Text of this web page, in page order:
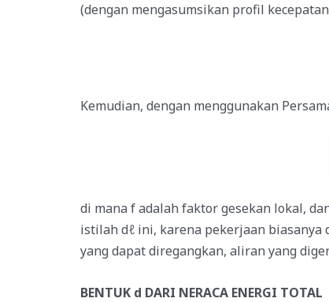
(dengan mengasumsikan profil
Kemudian, dengan menggunakan
di mana f adalah faktor gesekan lokal,
istilah dℓ ini, karena pekerjaan
yang dapat diregangkan, aliran yang
BENTUK d DARI NERACA ENERGI TOTAL